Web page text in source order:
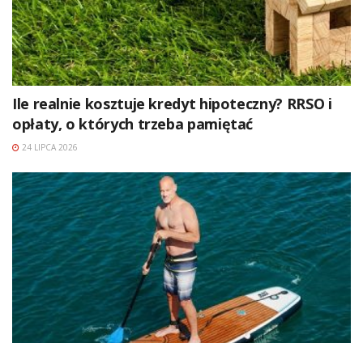
Ile realnie kosztuje kredyt hipoteczny? RRSO i
opłaty, o których trzeba pamiętać
24 LIPCA 2026